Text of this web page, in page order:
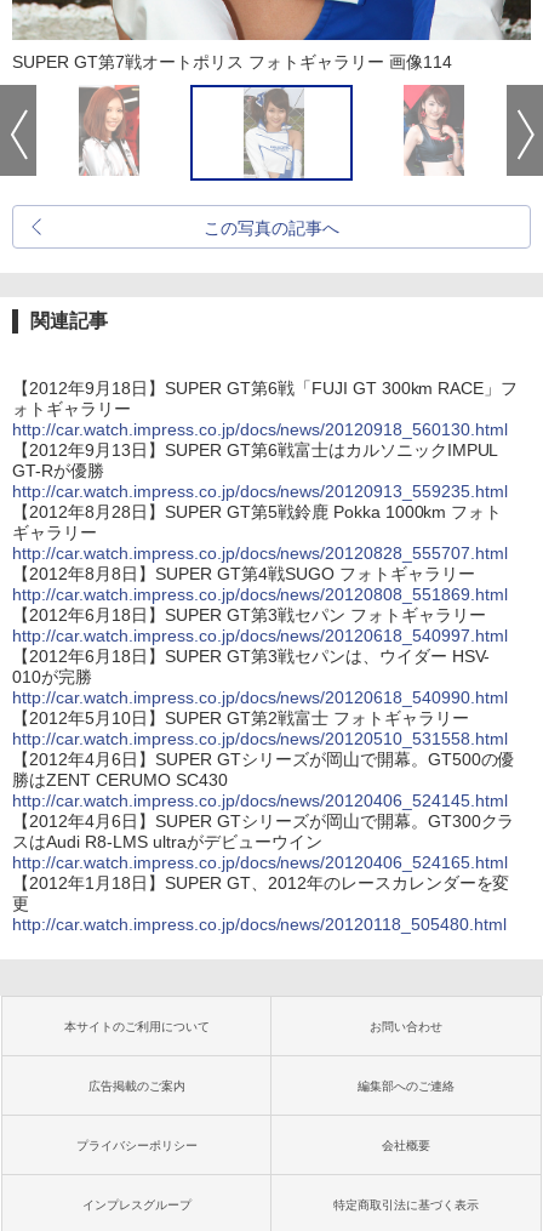
SUPER GT第7戦オートポリス フォトギャラリー 画像114
この写真の記事へ
関連記事
【2012年9月18日】SUPER GT第6戦「FUJI GT 300km RACE」フ
ォトギャラリー
http://car.watch.impress.co.jp/docs/news/20120918_560130.html
【2012年9月13日】SUPER GT第6戦富士はカルソニックIMPUL
GT-Rが優勝
http://car.watch.impress.co.jp/docs/news/20120913_559235.html
【2012年8月28日】SUPER GT第5戦鈴鹿 Pokka 1000km フォト
ギャラリー
http://car.watch.impress.co.jp/docs/news/20120828_555707.html
【2012年8月8日】SUPER GT第4戦SUGO フォトギャラリー
http://car.watch.impress.co.jp/docs/news/20120808_551869.html
【2012年6月18日】SUPER GT第3戦セパン フォトギャラリー
http://car.watch.impress.co.jp/docs/news/20120618_540997.html
【2012年6月18日】SUPER GT第3戦セパンは、ウイダー HSV-
010が完勝
http://car.watch.impress.co.jp/docs/news/20120618_540990.html
【2012年5月10日】SUPER GT第2戦富士 フォトギャラリー
http://car.watch.impress.co.jp/docs/news/20120510_531558.html
【2012年4月6日】SUPER GTシリーズが岡山で開幕。GT500の優
勝はZENT CERUMO SC430
http://car.watch.impress.co.jp/docs/news/20120406_524145.html
【2012年4月6日】SUPER GTシリーズが岡山で開幕。GT300クラ
スはAudi R8-LMS ultraがデビューウイン
http://car.watch.impress.co.jp/docs/news/20120406_524165.html
【2012年1月18日】SUPER GT、2012年のレースカレンダーを変
更
http://car.watch.impress.co.jp/docs/news/20120118_505480.html
本サイトのご利用について お問い合わせ
広告掲載のご案内 編集部へのご連絡
プライバシーポリシー 会社概要
インプレスグループ 特定商取引法に基づく表示